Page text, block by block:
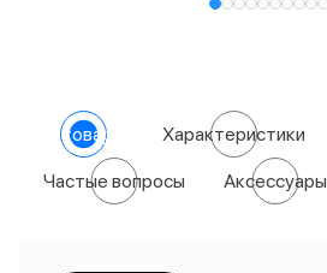
О товаре Характеристики
Частые вопросы Аксессуары